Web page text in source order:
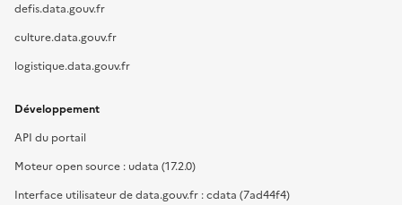
defis.data.gouv.fr
culture.data.gouv.fr
logistique.data.gouv.fr
Développement
API du portail
Moteur open source : udata (17.2.0)
Interface utilisateur de data.gouv.fr : cdata (7ad44f4)